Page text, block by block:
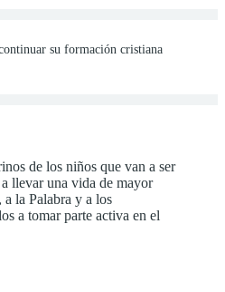
su formación cristiana
de los niños que van a ser
llevar una vida de mayor
a la Palabra y a los
a tomar parte activa en el